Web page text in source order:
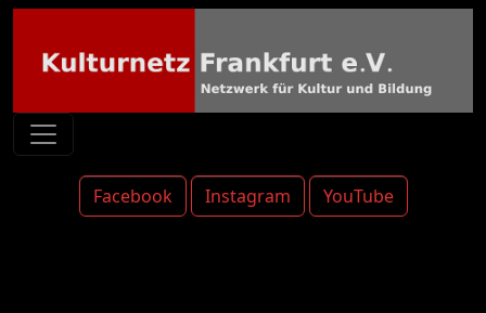
Facebook Instagram YouTube